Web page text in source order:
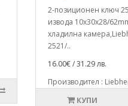
2-позиционен ключ
извода 10x30x28/
хладилна
2521/..
16.00€ / 31.29 лв.
Производител :
КУПИ